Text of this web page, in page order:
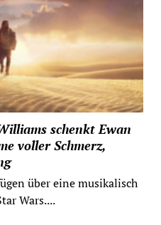
schenkt Ewan
voller Schmerz,
über eine musikalisch
Wars....